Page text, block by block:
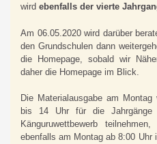
wird ebenfalls der vierte
Am 06.05.2020 wird darüber
den Grundschulen dann
die Homepage, sobald wir
daher die Homepage im Blick.
Die Materialausgabe am
bis 14 Uhr für die
Känguruwettbewerb
ebenfalls am Montag ab 8:00 Uhr